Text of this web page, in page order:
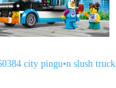
city pingu•n slush truck